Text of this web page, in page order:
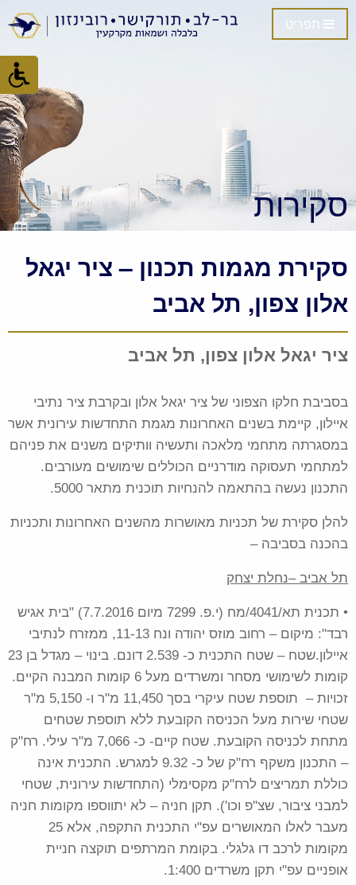
סקירות
סקירת מגמות תכנון – ציר יגאל
אלון צפון, תל אביב
ציר יגאל אלון צפון, תל אביב
בסביבת חלקו הצפוני של ציר יגאל אלון ובקרבת ציר נתיבי
איילון, קיימת בשנים האחרונות מגמת התחדשות עירונית אשר
במסגרתה מתחמי מלאכה ותעשיה וותיקים משנים את פניהם
למתחמי תעסוקה מודרניים הכוללים שימושים מעורבים.
התכנון נעשה בהתאמה להנחיות תוכנית מתאר 5000.
להלן סקירת של תכניות מאושרות מהשנים האחרונות ותכניות
בהכנה בסביבה –
תל אביב –נחלת יצחק
• תכנית תא/4041/מח (י.פ. 7299 מיום 7.7.2016) "בית אגיש
רבד": מיקום – רחוב מוזס יהודה ונח 11-13, ממזרח לנתיבי
איילון.שטח – שטח התכנית כ- 2.539 דונם. בינוי – מגדל בן 23
קומות לשימושי מסחר ומשרדים מעל 6 קומות המבנה הקיים.
זכויות – תוספת שטח עיקרי בסך 11,450 מ"ר ו- 5,150 מ"ר
שטחי שירות מעל הכניסה הקובעת ללא תוספת שטחים
מתחת לכניסה הקובעת. שטח קיים- כ- 7,066 מ"ר עילי. רח"ק
– התכנון משקף רח"ק של כ- 9.32 למגרש. התכנית אינה
כוללת תמריצים לרח"ק מקסימלי (התחדשות עירונית, שטחי
למבני ציבור, שצ"פ וכו'). תקן חניה – לא יתווספו מקומות חניה
מעבר לאלו המאושרים עפ"י התכנית התקפה, אלא 25
מקומות לרכב דו גלגלי. בקומת המרתפים תוקצה חניית
אופניים עפ"י תקן משרדים 1:400.